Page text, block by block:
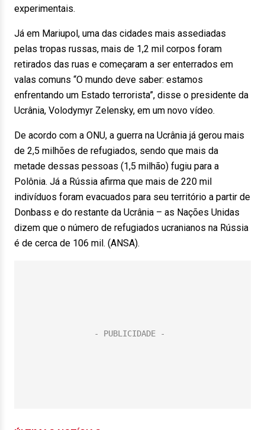
experimentais.
Já em Mariupol, uma das cidades mais assediadas
pelas tropas russas, mais de 1,2 mil corpos foram
retirados das ruas e começaram a ser enterrados em
valas comuns “O mundo deve saber: estamos
enfrentando um Estado terrorista”, disse o presidente da
Ucrânia, Volodymyr Zelensky, em um novo vídeo.
De acordo com a ONU, a guerra na Ucrânia já gerou mais
de 2,5 milhões de refugiados, sendo que mais da
metade dessas pessoas (1,5 milhão) fugiu para a
Polônia. Já a Rússia afirma que mais de 220 mil
indivíduos foram evacuados para seu território a partir de
Donbass e do restante da Ucrânia – as Nações Unidas
dizem que o número de refugiados ucranianos na Rússia
é de cerca de 106 mil. (ANSA).